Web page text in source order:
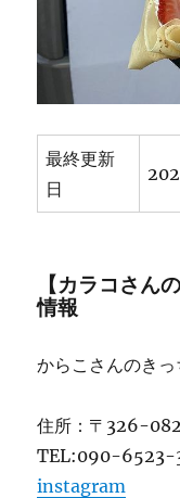
最終更新
日
【カラコさん
情報
からこさんのきっ
住所：〒326-
TEL:090-6523-
instagram